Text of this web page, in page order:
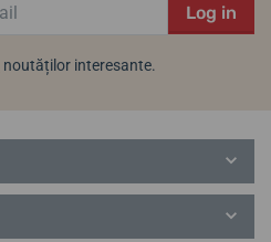
Log in
noutăților interesante.